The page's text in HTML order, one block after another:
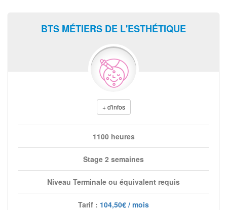
BTS MÉTIERS DE L'ESTHÉTIQUE
+ d'infos
1100 heures
Stage 2 semaines
Niveau Terminale ou équivalent requis
Tarif : 104,50€ / mois